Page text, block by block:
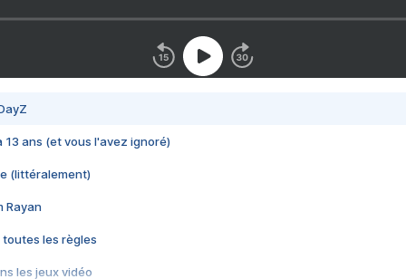
13 ans (et vous l'avez ignoré)
(littéralement)
Rayan
toutes les règles
les jeux vidéo